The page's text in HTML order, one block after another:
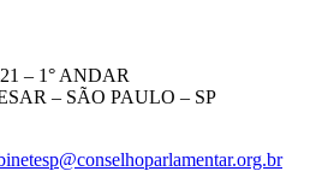
– 1° ANDAR
– SÃO PAULO – SP